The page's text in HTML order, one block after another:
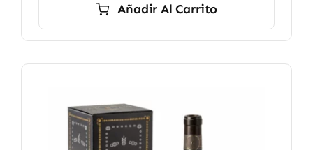
Añadir Al Carrito